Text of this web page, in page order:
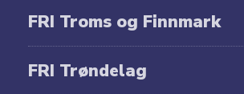
FRI Troms og Finnmark
FRI Trøndelag